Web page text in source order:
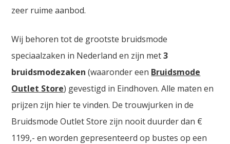
zeer ruime aanbod.
Wij behoren tot de grootste bruidsmode
speciaalzaken in Nederland en zijn met3
bruidsmodezaken (waaronder een Bruidsmode
Outlet Store) gevestigd in Eindhoven. Alle maten en
prijzen zijn hier te vinden. De trouwjurken in de
Bruidsmode Outlet Store zijn nooit duurder dan €
1199,- en worden gepresenteerd op bustes op een